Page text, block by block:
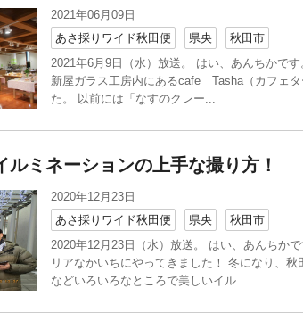
2021年06月09日
あさ採りワイド秋田便
県央
秋田市
2021年6月9日（水）放送。 はい、あんちかで
新屋ガラス工房内にあるcafe Tasha（カフェタ
た。 以前には「なすのクレー...
ルミネーションの上手な撮り方！
2020年12月23日
あさ採りワイド秋田便
県央
秋田市
2020年12月23日（水）放送。 はい、あんちか
リアなかいちにやってきました！ 冬になり、
などいろいろなところで美しいイル...